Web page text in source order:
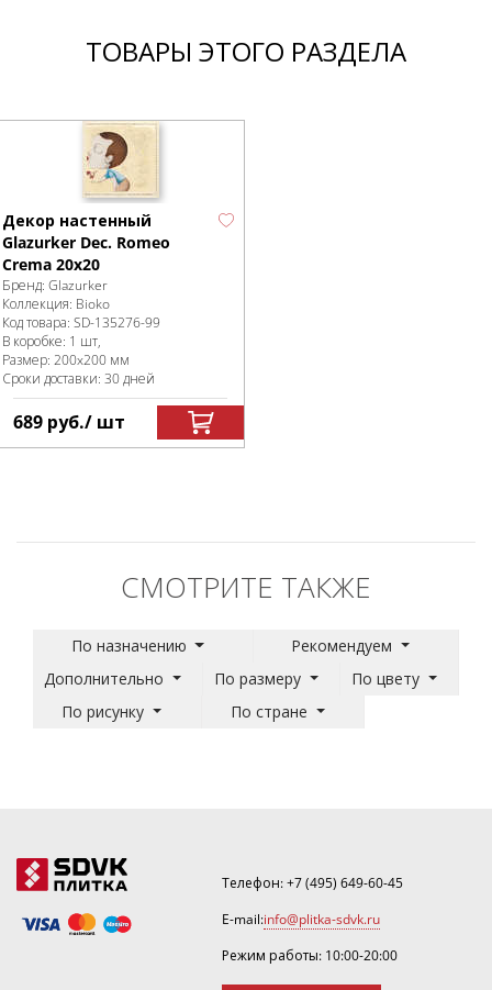
ТОВАРЫ ЭТОГО РАЗДЕЛА
Декор настенный
Glazurker Dec. Romeo
Crema 20x20
Бренд: Glazurker
Коллекция: Bioko
Код товара: SD-135276-99
В коробке: 1 шт,
Размер: 200x200 мм
Сроки доставки: 30 дней
689 руб./ шт
СМОТРИТЕ ТАКЖЕ
По назначению
Рекомендуем
Дополнительно
По размеру
По цвету
По рисунку
По стране
Телефон:+7 (495) 649-60-45
E-mail:info@plitka-sdvk.ru
Режим работы: 10:00-20:00